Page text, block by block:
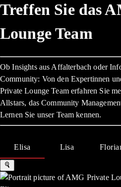
Treffen Sie das
Lounge Team
Ob Insights aus Affalterbach oder
Community: Von den Expertinnen
Private Lounge Team erfahren Sie
Allstars, das Community
Lernen Sie unser Team kennen.
Elisa Lisa